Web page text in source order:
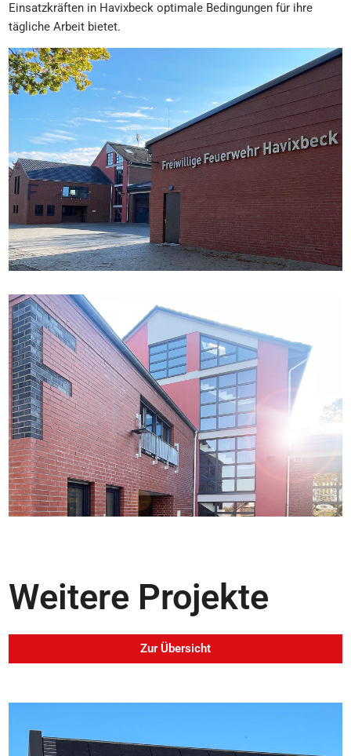
Einsatzkräften in Havixbeck optimale Bedingungen für ihre
tägliche Arbeit bietet.
Weitere Projekte
Zur Übersicht